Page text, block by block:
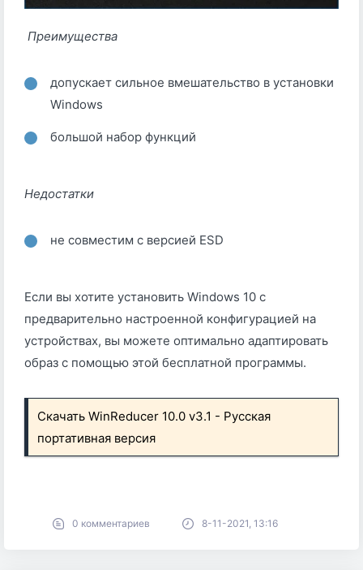
Преимущества
допускает сильное вмешательство в установки
Windows
большой набор функций
Недостатки
не совместим с версией ESD
Если вы хотите установить Windows 10 с
предварительно настроенной конфигурацией на
устройствах, вы можете оптимально адаптировать
образ с помощью этой бесплатной программы.
Скачать WinReducer 10.0 v3.1 - Русская
портативная версия
0 комментариев 8-11-2021, 13:16